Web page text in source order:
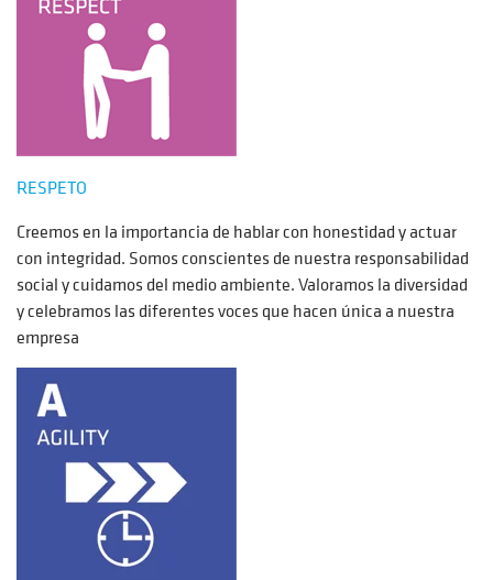
RESPETO
Creemos en la importancia de hablar con honestidad y actuar
con integridad. Somos conscientes de nuestra responsabilidad
social y cuidamos del medio ambiente. Valoramos la diversidad
y celebramos las diferentes voces que hacen única a nuestra
empresa